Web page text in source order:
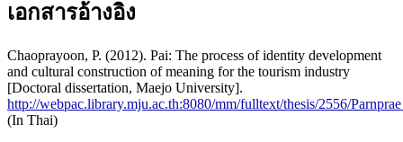
เอกสารอ้างอิง
Chaoprayoon, P. (2012). Pai: The process of identity development
and cultural construction of meaning for the tourism industry
[Doctoral dissertation, Maejo University].
http://webpac.library.mju.ac.th:8080/mm/fulltext/thesis/2556/
(In Thai)